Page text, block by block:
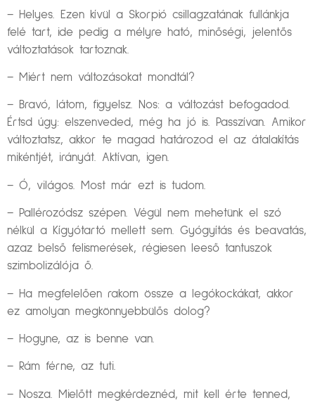
– Helyes. Ezen kívül a Skorpió csillagzatának fullánkja
felé tart, ide pedig a mélyre ható, minőségi, jelentős
változtatások tartoznak.
– Miért nem változásokat mondtál?
– Bravó, látom, figyelsz. Nos: a változást befogadod.
Értsd úgy: elszenveded, még ha jó is. Passzívan. Amikor
változtatsz, akkor te magad határozod el az átalakítás
mikéntjét, irányát. Aktívan, igen.
– Ó, világos. Most már ezt is tudom.
– Pallérozódsz szépen. Végül nem mehetünk el szó
nélkül a Kígyótartó mellett sem. Gyógyítás és beavatás,
azaz belső felismerések, régiesen leeső tantuszok
szimbolizálója ő.
– Ha megfelelően rakom össze a legókockákat, akkor
ez amolyan megkönnyebbülős dolog?
– Hogyne, az is benne van.
– Rám férne, az tuti.
– Nosza. Mielőtt megkérdeznéd, mit kell érte tenned,